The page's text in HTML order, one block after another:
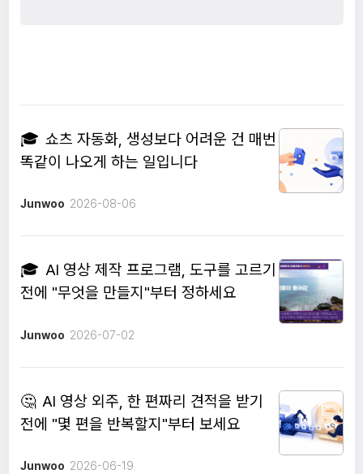
🎓 쇼츠 자동화, 생성보다 어려운 건 매번
똑같이 나오게 하는 일입니다
Junwoo 2026-08-06
🎓 AI 영상 제작 프로그램, 도구를 고르기
전에 "무엇을 만들지"부터 정하세요
Junwoo 2026-07-02
🤔 AI 영상 외주, 한 편짜리 견적을 받기
전에 "몇 편을 반복할지"부터 보세요
Junwoo 2026-06-19